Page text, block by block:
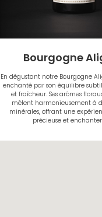
Bourgogne
En dégustant notre Bourgogne
enchanté par son équilibre
et fraîcheur. Ses arômes
mêlent harmonieusement à
minérales, offrant une
précieuse et